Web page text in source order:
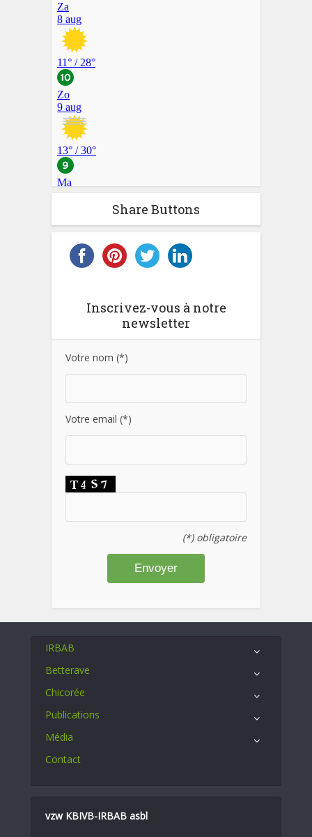
Share Buttons
Inscrivez-vous à notre
newsletter
Votre nom (*)
Votre email (*)
(*) obligatoire
IRBAB
Betterave
Chicorée
Publications
Média
Contact
vzw KBIVB-IRBAB asbl